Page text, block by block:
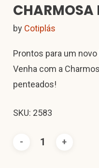
CHARMOSA
by Cotiplás
Prontos para um novo
Venha com a
penteados!
SKU: 2583